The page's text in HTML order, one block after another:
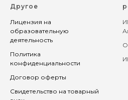
Другое
Лицензия на
образовательную
деятельность
Политика
конфиденциальности
Договор оферты
Свидетельство на товарный